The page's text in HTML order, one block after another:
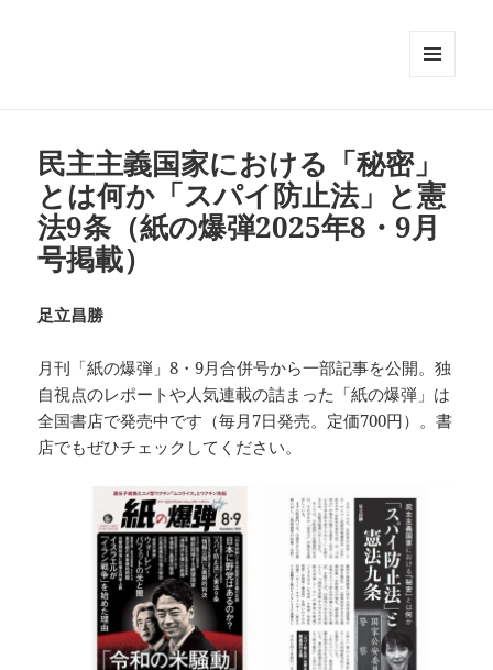
民主主義国家における「秘密」
とは何か「スパイ防止法」と憲
法9条（紙の爆弾2025年8・9月
号掲載）
足立昌勝
月刊「紙の爆弾」8・9月合併号から一部記事を公開。独
自視点のレポートや人気連載の詰まった「紙の爆弾」は
全国書店で発売中です（毎月7日発売。定価700円）。書
店でもぜひチェックしてください。